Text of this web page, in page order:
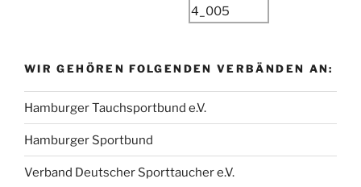
WIR GEHÖREN FOLGENDEN VERBÄNDEN AN:
Hamburger Tauchsportbund e.V.
Hamburger Sportbund
Verband Deutscher Sporttaucher e.V.